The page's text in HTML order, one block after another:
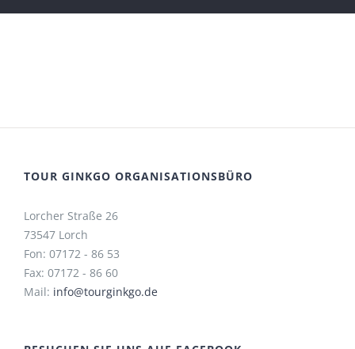
TOUR GINKGO ORGANISATIONSBÜRO
Lorcher Straße 26
73547 Lorch
Fon: 07172 - 86 53
Fax: 07172 - 86 60
Mail: info@tourginkgo.de